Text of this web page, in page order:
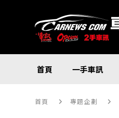
首頁 一手車訊
首頁 專題企劃